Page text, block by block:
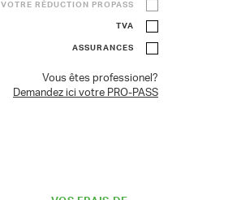
VOTRE RÉDUCTION PROPASS
TVA
ASSURANCES
Vous êtes professionel?
Demandez ici votre PRO-PASS